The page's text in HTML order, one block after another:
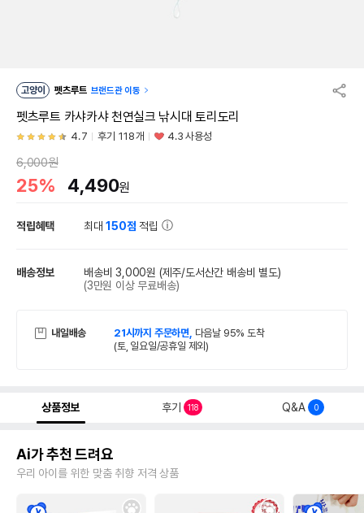
고양이 펫츠루트 브랜드관 이동
펫츠루트 카샤카샤 천연실크 낚시대 토리도리
4.7 후기 118개 4.3 사용성
6,000원
25% 4,490원
적립혜택 최대150점 적립
배송정보 배송비 3,000원 (제주/도서산간 배송비 별도)
(3만원 이상 무료배송)
내일배송 21시까지 주문하면, 다음날 95% 도착
(토, 일요일/공휴일 제외)
상품정보 후기 118 Q&A 0
Ai가 추천 드려요
우리 아이를 위한 맞춤 취향 저격 상품